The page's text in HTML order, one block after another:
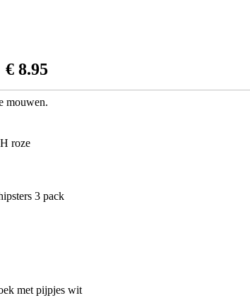
€ 8.95
mouwen.
roze
3 pack
met pijpjes wit